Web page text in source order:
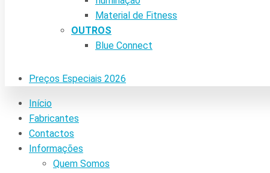
Material de Fitness
OUTROS
Blue Connect
Preços Especiais 2026
Início
Fabricantes
Contactos
Informações
Quem Somos